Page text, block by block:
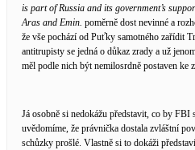
is part of Russia and its government’s
Aras and Emin. poměrně dost nevinné a
že vše pochází od Puťky samotného zařídit
antitrupisty se jedná o důkaz zrady a už
měl podle nich být nemilosrdně postaven ke
Já osobně si nedokážu představit, co by FBI
uvědomíme, že právnička dostala zvláštní
schůzky prošlé. Vlastně si to dokáži